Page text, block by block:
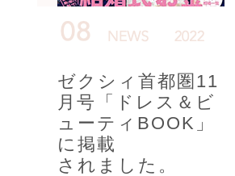
ゼクシィ首都圏11
月号「ドレス＆ビ
ューティBOOK」
に掲載
されました。